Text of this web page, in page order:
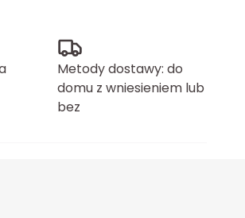
Metody dostawy: do
domu z wniesieniem lub
bez